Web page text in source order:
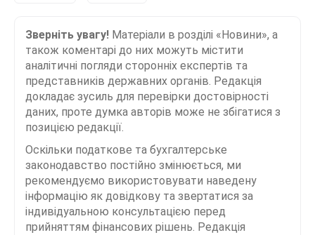
Зверніть увагу! Матеріали в розділі «Новини», а
також коментарі до них можуть містити
аналітичні погляди сторонніх експертів та
представників державних органів. Редакція
докладає зусиль для перевірки достовірності
даних, проте думка авторів може не збігатися з
позицією редакції.
Оскільки податкове та бухгалтерське
законодавство постійно змінюється, ми
рекомендуємо використовувати наведену
інформацію як довідкову та звертатися за
індивідуальною консультацією перед
прийняттям фінансових рішень. Редакція